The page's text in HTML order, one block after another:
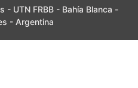
UTN FRBB - Bahía Blanca -
- Argentina